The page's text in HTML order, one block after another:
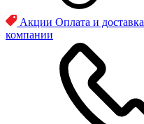
Акции Оплата и доставка
компании